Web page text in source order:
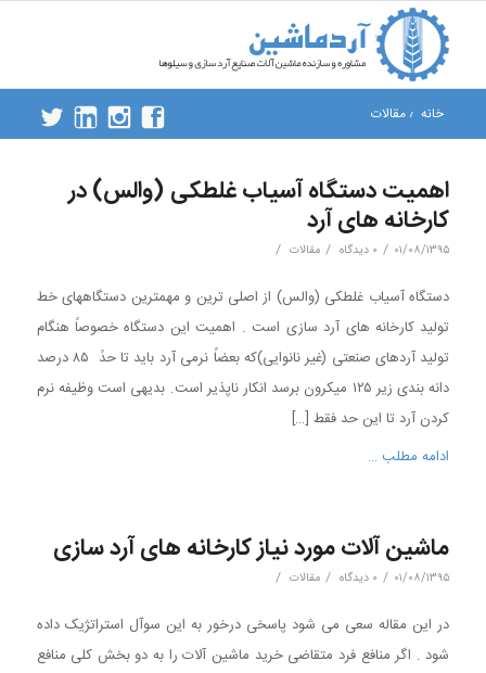
خانه / مقالات
اهمیت دستگاه آسیاب غلطکی (والس) در
کارخانه های آرد
۰۱/۰۸/۱۳۹۵ / ۰ دیدگاه / مقالات /
دستگاه آسیاب غلطکی (والس) از اصلی ترین و مهمترین دستگاههای خط
تولید کارخانه های آرد سازی است . اهمیت این دستگاه خصوصاً هنگام
تولید آردهای صنعتی (غیر نانوایی)که بعضاً نرمی آرد باید تا حدً ۸۵ درصد
دانه بندی زیر ۱۲۵ میکرون برسد انکار ناپذیر است. بدیهی است وظیفه نرم
کردن آرد تا این حد فقط […]
ادامه مطلب …
ماشین آلات مورد نیاز کارخانه های آرد سازی
۰۱/۰۸/۱۳۹۵ / ۰ دیدگاه / مقالات /
در این مقاله سعی می شود پاسخی درخور به این سوآل استراتژیک داده
شود . اگر منافع فرد متقاضی خرید ماشین آلات را به دو بخش کلی منافع